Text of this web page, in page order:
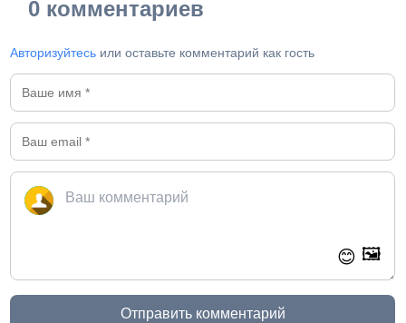
0 комментариев
Авторизуйтесь или оставьте комментарий как гость
😊 🖼️
Отправить комментарий